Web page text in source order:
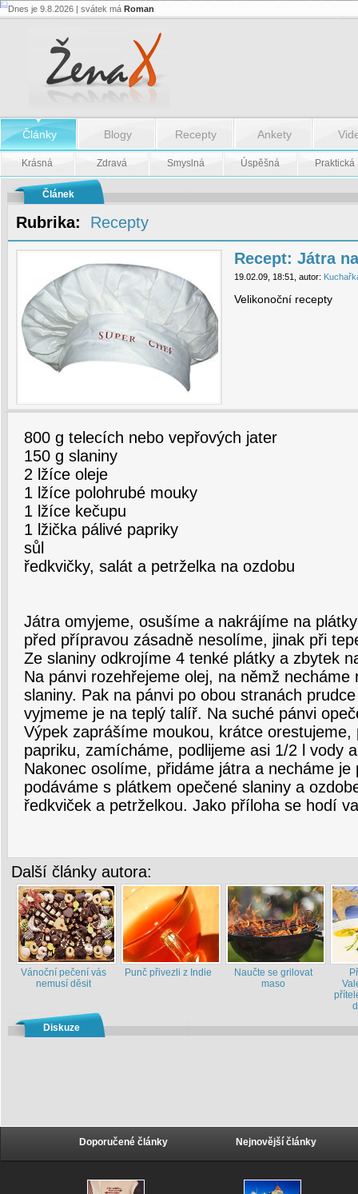
Recept:
slanině
Dnes je 9.8.2026 | svátek má Roman
Články Blogy Recepty Ankety
Krásná Zdravá Smyslná Úspěšná Praktická
Článek
Rubrika: Recepty
Recept: Játra
19.02.09, 18:51, autor:
Velikonoční recepty
800 g telecích nebo vepřových jater
150 g slaniny
2 lžíce oleje
1 lžíce polohrubé mouky
1 lžíce kečupu
1 lžička pálivé papriky
sůl
ředkvičky, salát a petrželka na ozdobu
Játra omyjeme, osušíme a nakrájíme na
před přípravou zásadně nesolíme, jinak při
Ze slaniny odkrojíme 4 tenké plátky a zbytek
Na pánvi rozehřejeme olej, na němž necháme
slaniny. Pak na pánvi po obou stranách
vyjmeme je na teplý talíř. Na suché pánvi
Výpek zaprášíme moukou, krátce orestujeme,
papriku, zamícháme, podlijeme asi 1/2 l vody
Nakonec osolíme, přidáme játra a necháme je
podáváme s plátkem opečené slaniny a
ředkviček a petrželkou. Jako příloha se hodí
Další články autora:
Vánoční pečení vás
nemusí děsit
Punč přivezli z Indie
Naučte se grilovat
maso
Diskuze
Doporučené články Nejnovější články